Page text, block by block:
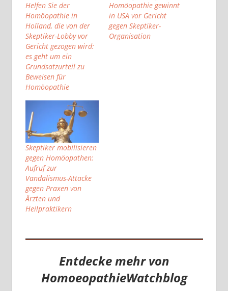
Helfen Sie der
Homöopathie in
Holland, die von der
Skeptiker-Lobby vor
Gericht gezogen wird:
es geht um ein
Grundsatzurteil zu
Beweisen für
Homöopathie
Homöopathie gewinnt
in USA vor Gericht
gegen Skeptiker-
Organisation
Skeptiker mobilisieren
gegen Homöopathen:
Aufruf zur
Vandalismus-Attacke
gegen Praxen von
Ärzten und
Heilpraktikern
Entdecke mehr von
HomoeopathieWatchblog